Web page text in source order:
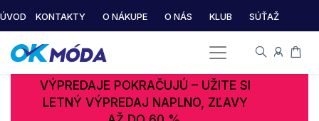
ÚVOD KONTAKTY O NÁKUPE O NÁS KLUB SÚŤAŽ
VÝPREDAJE POKRAČUJÚ – UŽITE SI
LETNÝ VÝPREDAJ NAPLNO, ZĽAVY